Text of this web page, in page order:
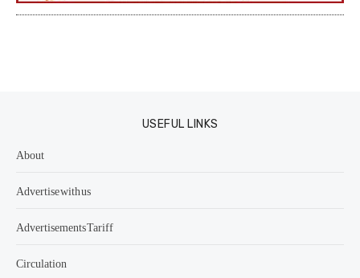
USEFUL LINKS
About
Advertise with us
Advertisements Tariff
Circulation